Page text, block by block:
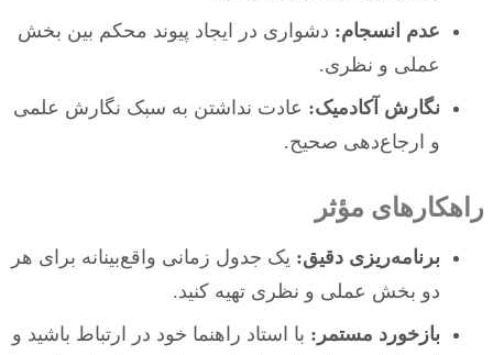
عدم انسجام: دشواری در ایجاد پیوند محکم بین بخش
عملی و نظری.
نگارش آکادمیک: عادت نداشتن به سبک نگارش علمی
و ارجاع‌دهی صحیح.
راهکارهای مؤثر
برنامه‌ریزی دقیق: یک جدول زمانی واقع‌بینانه برای هر
دو بخش عملی و نظری تهیه کنید.
بازخورد مستمر: با استاد راهنما خود در ارتباط باشید و